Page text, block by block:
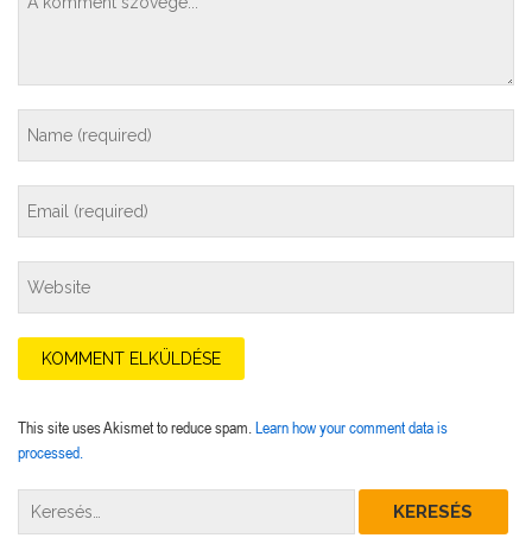
This site uses Akismet to reduce spam. Learn how your comment data is
processed.